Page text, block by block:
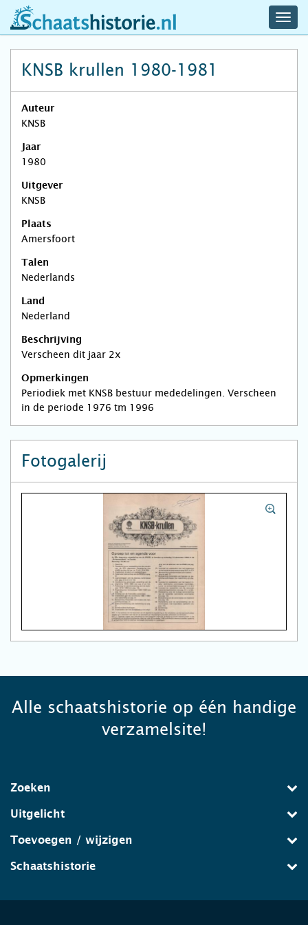
schaatshistorie.nl
KNSB krullen 1980-1981
Auteur
KNSB
Jaar
1980
Uitgever
KNSB
Plaats
Amersfoort
Talen
Nederlands
Land
Nederland
Beschrijving
Verscheen dit jaar 2x
Opmerkingen
Periodiek met KNSB bestuur mededelingen. Verscheen
in de periode 1976 tm 1996
Fotogalerij
Alle schaatshistorie op één handige
verzamelsite!
Zoeken
Uitgelicht
Toevoegen / wijzigen
Schaatshistorie